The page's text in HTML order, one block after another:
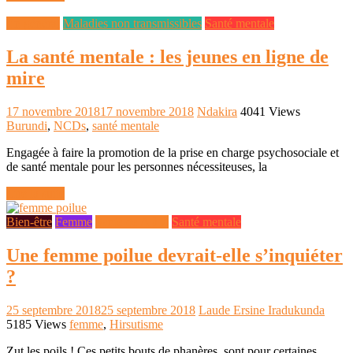
Maladies non transmissibles Santé mentale
La santé mentale : les jeunes en ligne de
mire
17 novembre 201817 novembre 2018 Ndakira 4041 Views
Burundi, NCDs, santé mentale
Engagée à faire la promotion de la prise en charge psychosociale et
de santé mentale pour les personnes nécessiteuses, la
Bien-être Femme Santé mentale
Une femme poilue devrait-elle s’inquiéter
?
25 septembre 201825 septembre 2018 Laude Ersine Iradukunda
5185 Views femme, Hirsutisme